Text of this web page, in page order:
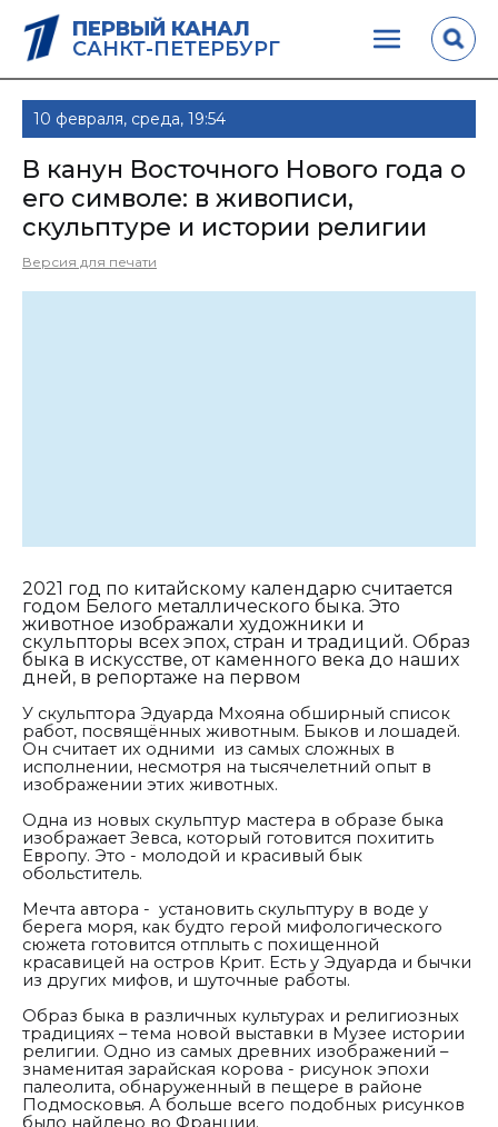
ПЕРВЫЙ КАНАЛ
САНКТ-ПЕТЕРБУРГ
10 февраля, среда, 19:54
В канун Восточного Нового года о
его символе: в живописи,
скульптуре и истории религии
Версия для печати
2021 год по китайскому календарю считается
годом Белого металлического быка. Это
животное изображали художники и
скульпторы всех эпох, стран и традиций. Образ
быка в искусстве, от каменного века до наших
дней, в репортаже на первом
У скульптора Эдуарда Мхояна обширный список
работ, посвящённых животным. Быков и лошадей.
Он считает их одними из самых сложных в
исполнении, несмотря на тысячелетний опыт в
изображении этих животных.
Одна из новых скульптур мастера в образе быка
изображает Зевса, который готовится похитить
Европу. Это - молодой и красивый бык
обольститель.
Мечта автора - установить скульптуру в воде у
берега моря, как будто герой мифологического
сюжета готовится отплыть с похищенной
красавицей на остров Крит. Есть у Эдуарда и бычки
из других мифов, и шуточные работы.
Образ быка в различных культурах и религиозных
традициях – тема новой выставки в Музее истории
религии. Одно из самых древних изображений –
знаменитая зарайская корова - рисунок эпохи
палеолита, обнаруженный в пещере в районе
Подмосковья. А больше всего подобных рисунков
было найдено во Франции.